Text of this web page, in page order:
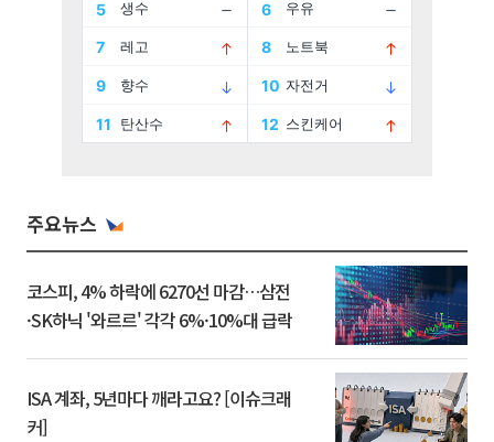
주요뉴스
코스피, 4% 하락에 6270선 마감…삼전
·SK하닉 '와르르' 각각 6%·10%대 급락
ISA 계좌, 5년마다 깨라고요? [이슈크래
커]